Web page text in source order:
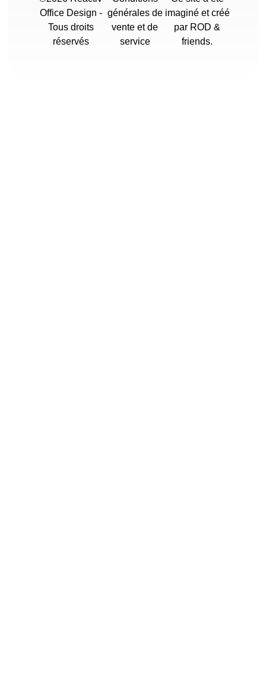
Office Design -
Tous droits
réservés
générales de
vente et de
service
imaginé et créé
par ROD &
friends.